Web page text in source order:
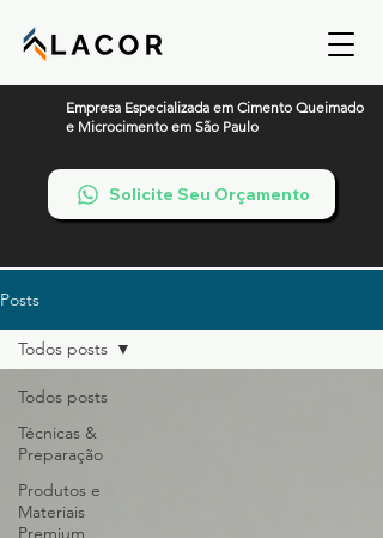
Empresa Especializada em Cimento Queimado
e Microcimento em São Paulo
Solicite Seu Orçamento
Posts
Todos posts
Técnicas &
Preparação
Produtos e
Materiais
Premium
Todos posts